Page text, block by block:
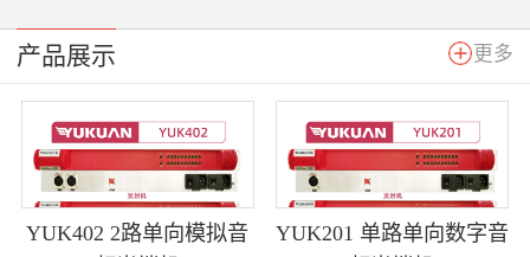
产品展示 更多
YUK402 2路单向模拟音
YUK201 单路单向数字音